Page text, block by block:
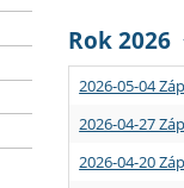
Podpora
Rigorózní
Granty a
Rok 2026
2026-05-04
2026-04-27
2026-04-20